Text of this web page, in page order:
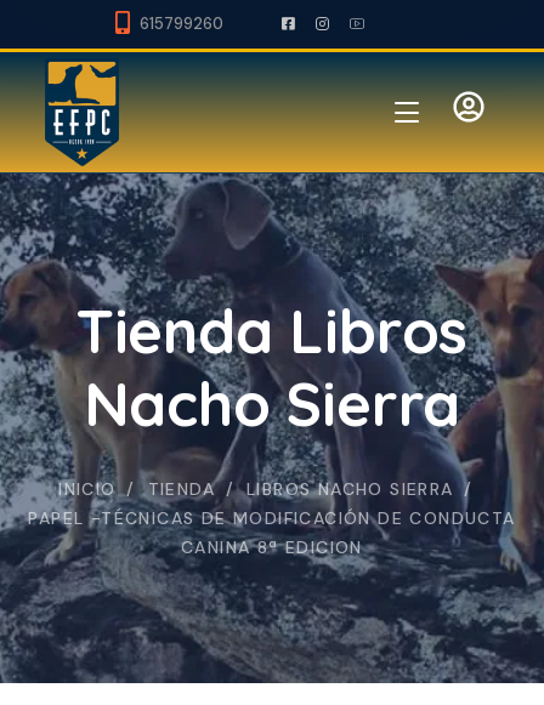
615799260
INICIO TIENDA
LIBROS NACHO SIERRA
PAPEL -TÉCNICAS DE MODIFICACIÓN DE CONDUCTA
CANINA 8ª EDICION
Tienda Libros
Nacho Sierra